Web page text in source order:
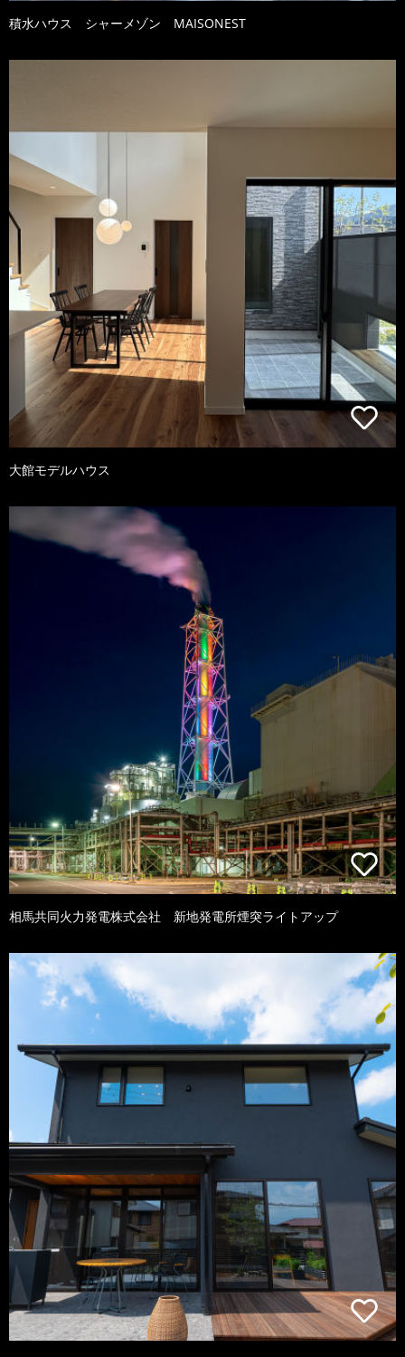
積水ハウス シャーメゾン MAISONEST
大館モデルハウス
相馬共同火力発電株式会社 新地発電所煙突ライトアップ